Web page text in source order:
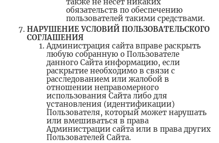
обязательств по обеспечению
пользователей такими средствами.
НАРУШЕНИЕ УСЛОВИЙ ПОЛЬЗОВАТЕЛЬСКОГО
СОГЛАШЕНИЯ
Администрация сайта вправе раскрыть
любую собранную о Пользователе
данного Сайта информацию, если
раскрытие необходимо в связи с
расследованием или жалобой в
отношении неправомерного
использования Сайта либо для
установления (идентификации)
Пользователя, который может нарушать
или вмешиваться в права
Администрации сайта или в права других
Пользователей Сайта.